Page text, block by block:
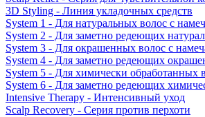
3D Styling - Линия укладочных средств
System 1 - Для натуральных волос с
System 2 - Для заметно редеющих
System 3 - Для окрашенных волос с
System 4 - Для заметно редеющих
System 5 - Для химически
System 6 - Для заметно редеющих
Intensive Therapy - Интенсивный уход
Scalp Recovery - Серия против перхоти